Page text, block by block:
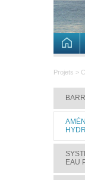
Projets >
EAU